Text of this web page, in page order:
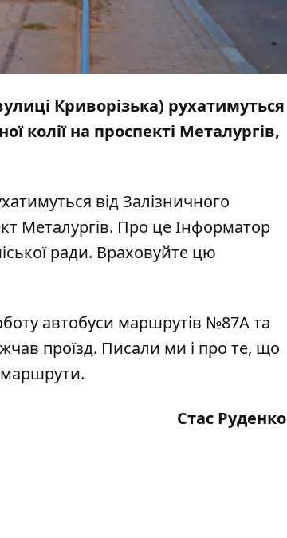
Криворізька) рухатимуться
на проспекті Металургів,
від Залізничного
Металургів. Про цеІнформатор
ради. Враховуйте цю
автобуси маршрутів №87А та
проїзд. Писали ми і про те, що
маршрути.
Стас Руденко